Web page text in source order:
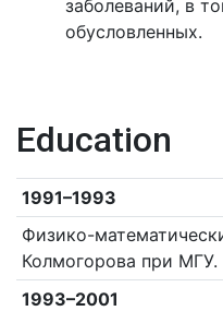
заболеваний, в
обусловленных.
Education
1991–1993
Физико-
Колмогорова при МГУ.
1993–2001